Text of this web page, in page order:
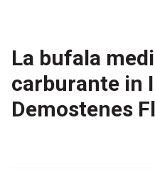
La bufala
carburante in
Demostenes